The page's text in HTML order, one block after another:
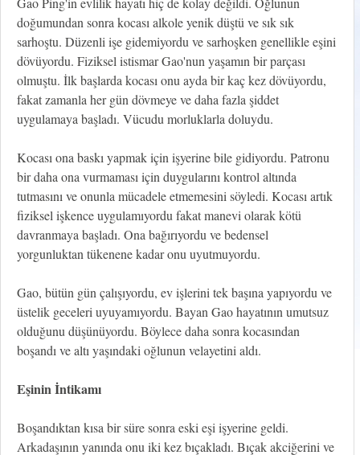
doğumundan sonra kocası alkole yenik düştü ve sık sık
sarhoştu. Düzenli işe gidemiyordu ve sarhoşken genellikle eşini
dövüyordu. Fiziksel istismar Gao'nun yaşamın bir parçası
olmuştu. İlk başlarda kocası onu ayda bir kaç kez dövüyordu,
fakat zamanla her gün dövmeye ve daha fazla şiddet
uygulamaya başladı. Vücudu morluklarla doluydu.
Kocası ona baskı yapmak için işyerine bile gidiyordu. Patronu
bir daha ona vurmaması için duygularını kontrol altında
tutmasını ve onunla mücadele etmemesini söyledi. Kocası artık
fiziksel işkence uygulamıyordu fakat manevi olarak kötü
davranmaya başladı. Ona bağırıyordu ve bedensel
yorgunluktan tükenene kadar onu uyutmuyordu.
Gao, bütün gün çalışıyordu, ev işlerini tek başına yapıyordu ve
üstelik geceleri uyuyamıyordu. Bayan Gao hayatının umutsuz
olduğunu düşünüyordu. Böylece daha sonra kocasından
boşandı ve altı yaşındaki oğlunun velayetini aldı.
Eşinin İntikamı
Boşandıktan kısa bir süre sonra eski eşi işyerine geldi.
Arkadaşının yanında onu iki kez bıçakladı. Bıçak akciğerini ve